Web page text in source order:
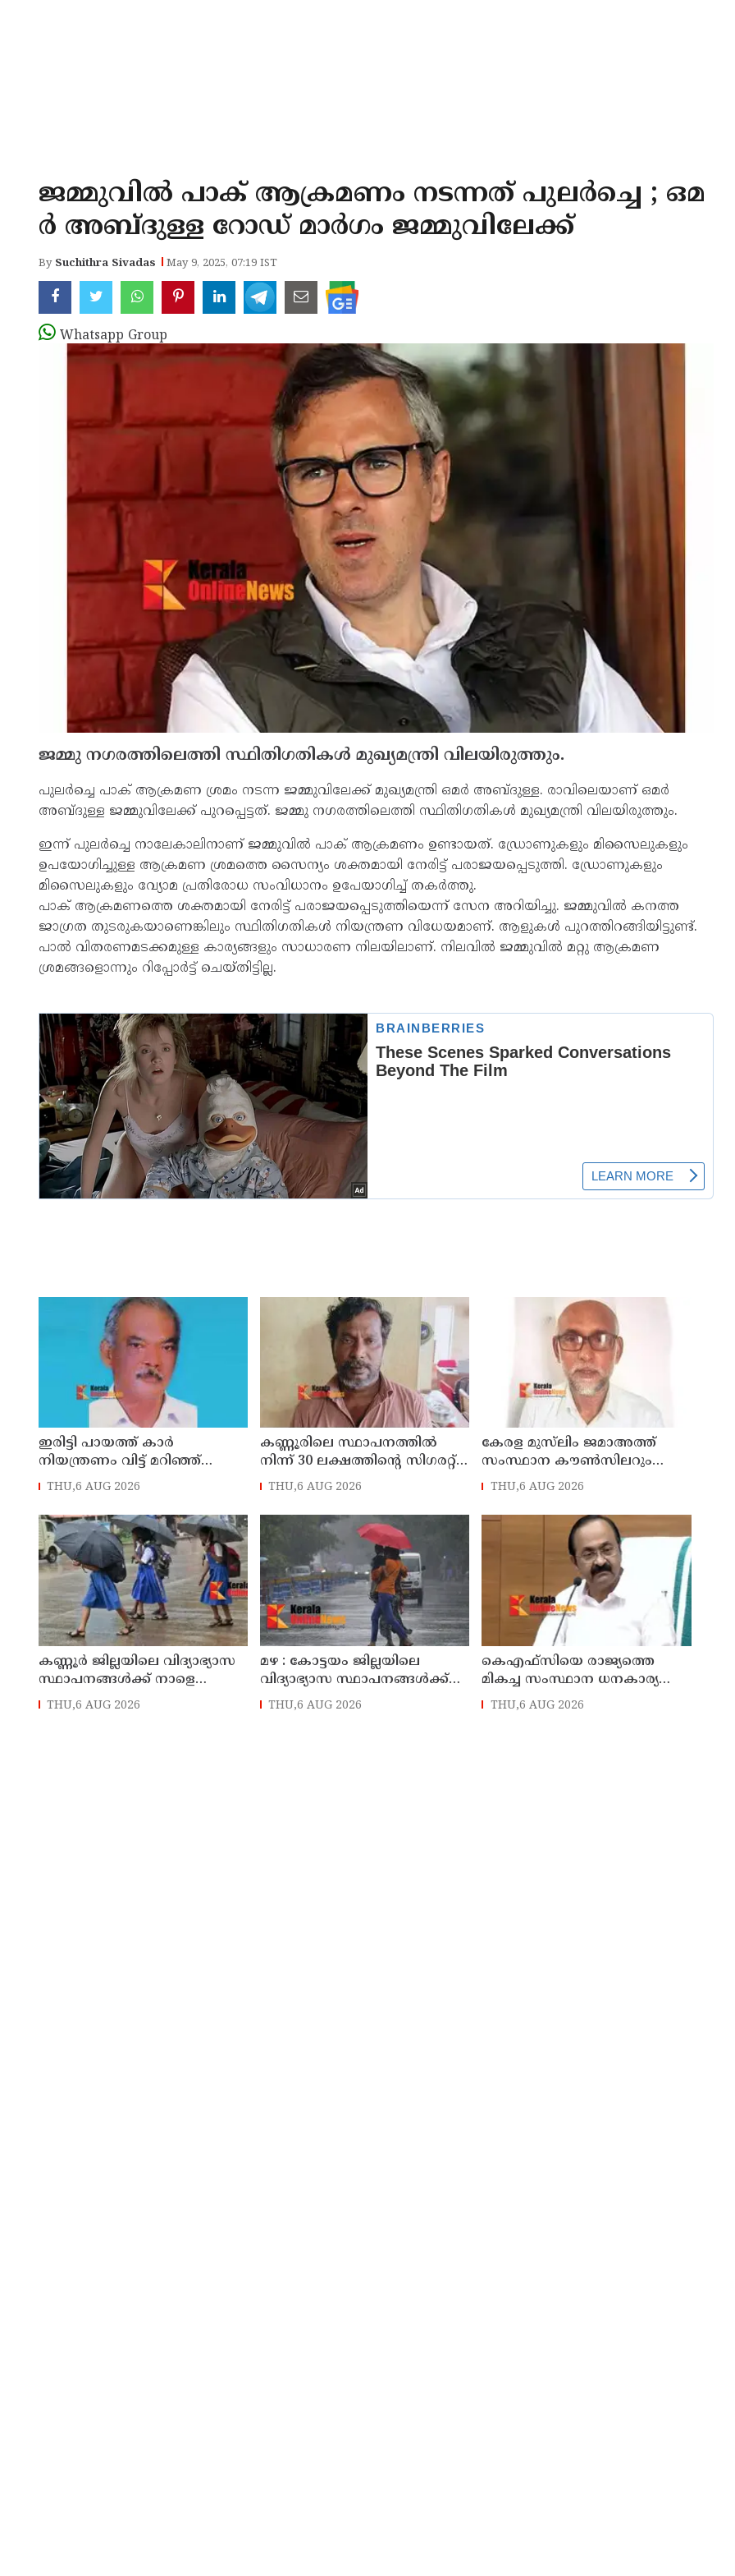
ജമ്മുവില്‍ പാക് ആക്രമണം നടന്നത് പുലര്‍ച്ചെ ; ഒമ
ര്‍ അബ്ദുള്ള റോഡ് മാര്‍ഗം ജമ്മുവിലേക്ക്
By Suchithra Sivadas May 9, 2025, 07:19 IST
Whatsapp Group
ജമ്മു നഗരത്തിലെത്തി സ്ഥിതിഗതികള്‍ മുഖ്യമന്ത്രി വിലയിരുത്തും.
പുലര്‍ച്ചെ പാക് ആക്രമണ ശ്രമം നടന്ന ജമ്മുവിലേക്ക് മുഖ്യമന്ത്രി ഒമര്‍ അബ്ദുള്ള. രാവിലെയാണ് ഒമര്‍
അബ്ദുള്ള ജമ്മുവിലേക്ക് പുറപ്പെട്ടത്. ജമ്മു നഗരത്തിലെത്തി സ്ഥിതിഗതികള്‍ മുഖ്യമന്ത്രി വിലയിരുത്തും.
ഇന്ന് പുലര്‍ച്ചെ നാലേകാലിനാണ് ജമ്മുവില്‍ പാക് ആക്രമണം ഉണ്ടായത്. ഡ്രോണുകളും മിസൈലുകളും
ഉപയോഗിച്ചുള്ള ആക്രമണ ശ്രമത്തെ സൈന്യം ശക്തമായി നേരിട്ട് പരാജയപ്പെടുത്തി. ഡ്രോണുകളും
മിസൈലുകളും വ്യോമ പ്രതിരോധ സംവിധാനം ഉപേയാഗിച്ച് തകര്‍ത്തു.
പാക് ആക്രമണത്തെ ശക്തമായി നേരിട്ട് പരാജയപ്പെടുത്തിയെന്ന് സേന അറിയിച്ചു. ജമ്മുവില്‍ കനത്ത
ജാഗ്രത തുടരുകയാണെങ്കിലും സ്ഥിതിഗതികള്‍ നിയന്ത്രണ വിധേയമാണ്. ആളുകള്‍ പുറത്തിറങ്ങിയിട്ടുണ്ട്.
പാല്‍ വിതരണമടക്കമുള്ള കാര്യങ്ങളും സാധാരണ നിലയിലാണ്. നിലവില്‍ ജമ്മുവില്‍ മറ്റു ആക്രമണ
ശ്രമങ്ങളൊന്നും റിപ്പോര്‍ട്ട് ചെയ്തിട്ടില്ല.
ഇരിട്ടി പായത്ത് കാർ
നിയന്ത്രണം വിട്ട് മറിഞ്ഞ്
തളിപ്പറമ്പിലെ ആദ്യ കാല
THU,6 AUG 2026
കണ്ണൂരിലെ സ്ഥാപനത്തിൽ
നിന്ന് 30 ലക്ഷത്തിന്റെ സിഗരറ്റ്
മോഷണം: തമിഴ്‌നാട്
തെങ്കാശിയിൽ പിടിയിൽ
THU,6 AUG 2026
കേരള മുസ്‌ലിം ജമാഅത്ത്
സംസ്ഥാന കൗൺസിലറും
തളിപ്പറമ്പിലെ മുതിർന്ന മാധ്യമ
അലി മൊഗ്രാൽ നിര്യാതനായി
THU,6 AUG 2026
കണ്ണൂർ ജില്ലയിലെ വിദ്യാഭ്യാസ
സ്ഥാപനങ്ങള്‍ക്ക് നാളെ
(07/08/2026), അവധി
THU,6 AUG 2026
മഴ : കോട്ടയം ജില്ലയിലെ
വിദ്യാഭ്യാസ സ്ഥാപനങ്ങൾക്ക്
നാളെ അവധി
THU,6 AUG 2026
കെഎഫ്‌സിയെ രാജ്യത്തെ
മികച്ച സംസ്ഥാന ധനകാര്യ
സ്ഥാപനമാക്കും: മുഖ്യമന്ത്രി വി
ഡി സതീശൻ
THU,6 AUG 2026